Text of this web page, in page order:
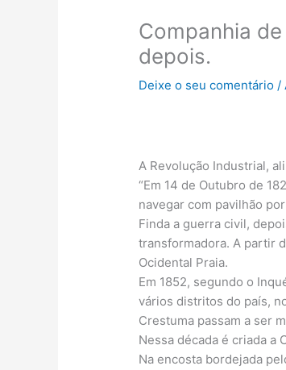
Companhia
depois.
Deixe o seu comentário /
A Revolução Industrial,
“Em 14 de Outubro de
navegar com pavilhão
Finda a guerra civil,
transformadora. A partir
Ocidental Praia.
Em 1852, segundo o
vários distritos do país,
Crestuma passam a ser
Nessa década é criada a
Na encosta bordejada